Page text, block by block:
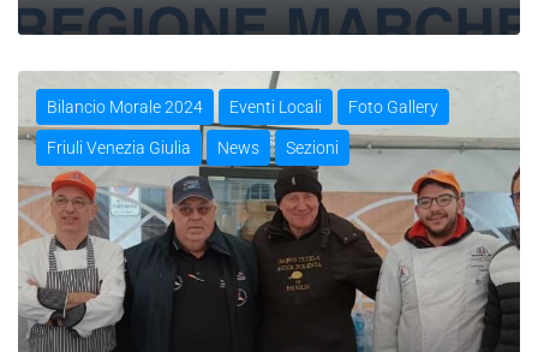
LEGGI
Bilancio Morale 2024 Eventi Locali Foto Gallery
Friuli Venezia Giulia News Sezioni